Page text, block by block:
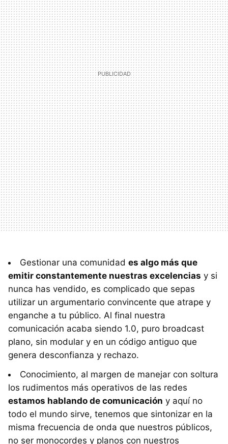
Gestionar una comunidad es algo más que
emitir constantemente nuestras excelencias y si
nunca has vendido, es complicado que sepas
utilizar un argumentario convincente que atrape y
enganche a tu público. Al final nuestra
comunicación acaba siendo 1.0, puro broadcast
plano, sin modular y en un código antiguo que
genera desconfianza y rechazo.
Conocimiento, al margen de manejar con soltura
los rudimentos más operativos de las redes
estamos hablando de comunicación y aquí no
todo el mundo sirve, tenemos que sintonizar en la
misma frecuencia de onda que nuestros públicos,
no ser monocordes y planos con nuestros